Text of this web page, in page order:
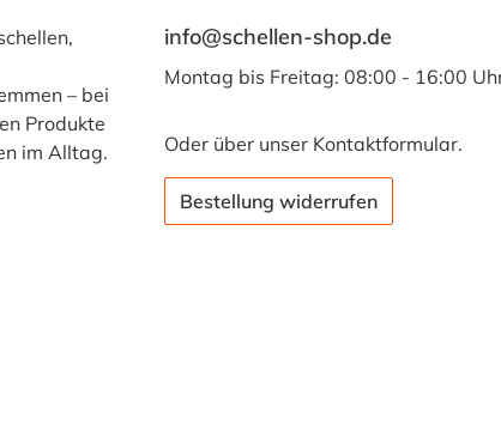
– bei
Produkte
im Alltag.
info@schellen-shop.de
Montag bis Freitag: 08:00 - 16:00
Oder über unser Kontaktformular.
Bestellung widerrufen